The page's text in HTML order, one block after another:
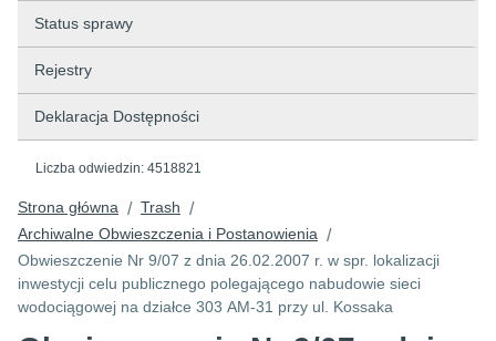
Status sprawy
Rejestry
Deklaracja Dostępności
Liczba odwiedzin: 4518821
Strona główna / Trash /
Archiwalne Obwieszczenia i Postanowienia /
Obwieszczenie Nr 9/07 z dnia 26.02.2007 r. w spr. lokalizacji
inwestycji celu publicznego polegającego nabudowie sieci
wodociągowej na działce 303 AM-31 przy ul. Kossaka